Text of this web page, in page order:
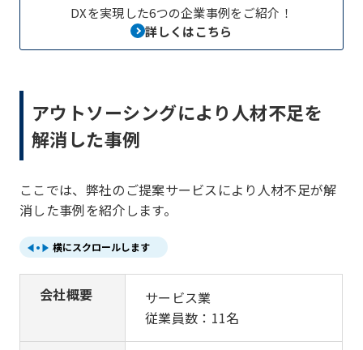
DXを実現した6つの企業事例をご紹介！
詳しくはこちら
アウトソーシングにより人材不足を
解消した事例
ここでは、弊社のご提案サービスにより人材不足が解
消した事例を紹介します。
横にスクロールします
会社概要
サービス業
従業員数：11名